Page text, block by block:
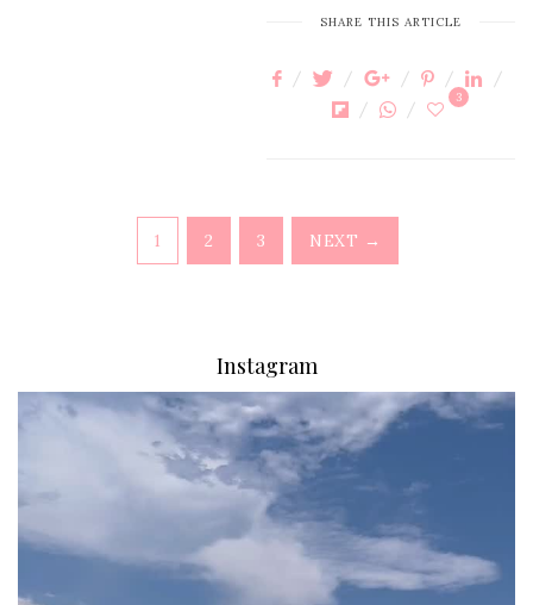
SHARE THIS ARTICLE
3
1 2 3 NEXT →
Instagram